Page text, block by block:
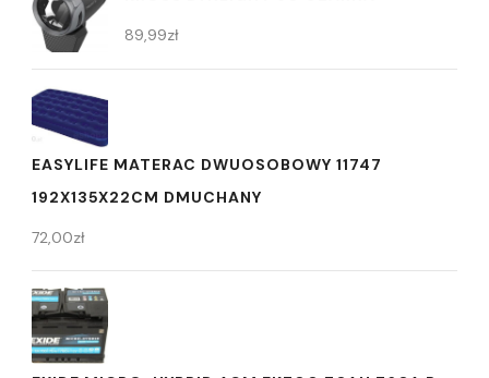
89,99zł
EASYLIFE MATERAC DWUOSOBOWY 11747
192X135X22CM DMUCHANY
72,00zł